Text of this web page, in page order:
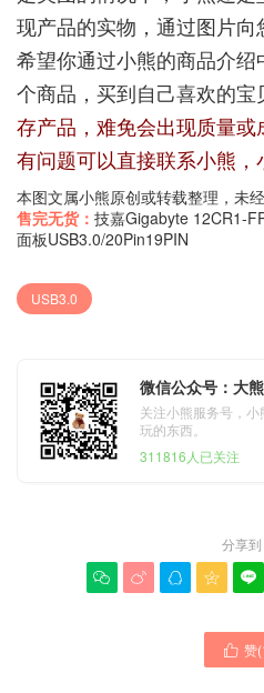
现产品的实物，通过图片向
希望你通过小熊的商品介
个商品，买到自己喜欢的宝
存产品，难免会出现质量
有问题可以直接联系小熊，
本图文属小熊原创或转载整理，未
售完无货： 技嘉Gigabyte 12CR1-
面板USB3.0/20Pin19PIN
USB3.0
微信公众号：大
关注小熊服务号，
玩的东西。
311816人已关注
分享到
    
 赞(